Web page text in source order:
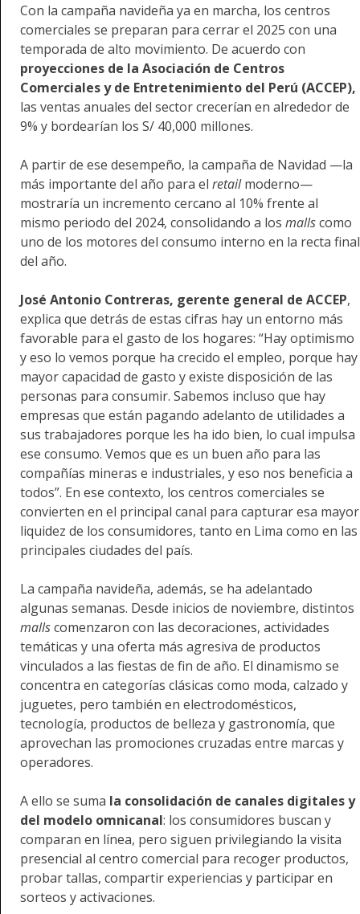
Con la campaña navideña ya en marcha, los centros
comerciales se preparan para cerrar el 2025 con una
temporada de alto movimiento. De acuerdo con
proyecciones de la Asociación de Centros
Comerciales y de Entretenimiento del Perú (ACCEP),
las ventas anuales del sector crecerían en alrededor de
9% y bordearían los S/ 40,000 millones.
A partir de ese desempeño, la campaña de Navidad —la
más importante del año para el retailmoderno—
mostraría un incremento cercano al 10% frente al
mismo periodo del 2024, consolidando a los mallscomo
uno de los motores del consumo interno en la recta final
del año.
José Antonio Contreras, gerente general de ACCEP,
explica que detrás de estas cifras hay un entorno más
favorable para el gasto de los hogares: “Hay optimismo
y eso lo vemos porque ha crecido el empleo, porque hay
mayor capacidad de gasto y existe disposición de las
personas para consumir. Sabemos incluso que hay
empresas que están pagando adelanto de utilidades a
sus trabajadores porque les ha ido bien, lo cual impulsa
ese consumo. Vemos que es un buen año para las
compañías mineras e industriales, y eso nos beneficia a
todos”. En ese contexto, los centros comerciales se
convierten en el principal canal para capturar esa mayor
liquidez de los consumidores, tanto en Lima como en las
principales ciudades del país.
La campaña navideña, además, se ha adelantado
algunas semanas. Desde inicios de noviembre, distintos
mallscomenzaron con las decoraciones, actividades
temáticas y una oferta más agresiva de productos
vinculados a las fiestas de fin de año. El dinamismo se
concentra en categorías clásicas como moda, calzado y
juguetes, pero también en electrodomésticos,
tecnología, productos de belleza y gastronomía, que
aprovechan las promociones cruzadas entre marcas y
operadores.
A ello se suma la consolidación de canales digitales y
del modelo omnicanal: los consumidores buscan y
comparan en línea, pero siguen privilegiando la visita
presencial al centro comercial para recoger productos,
probar tallas, compartir experiencias y participar en
sorteos y activaciones.